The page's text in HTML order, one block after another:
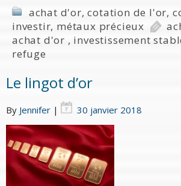
achat d'or,cotation de l'or,
investir, métaux précieux
achat d'or , investissement
refuge
Le lingot d’or
By Jennifer | 30 janvier 2018